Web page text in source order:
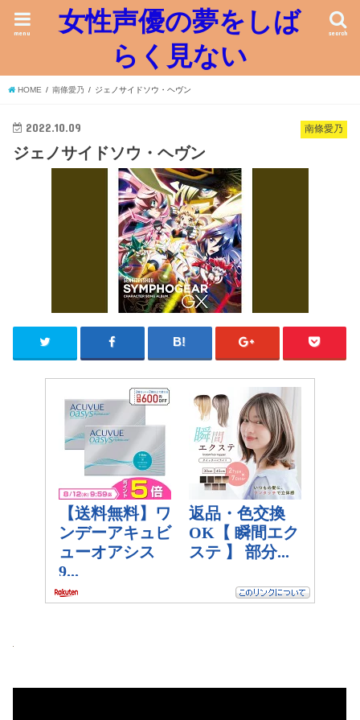
女性声優の夢をしば
らく見ない
search
menu
HOME 南條愛乃 ジェノサイドソウ・ヘヴン
南條愛乃
2022.10.09
ジェノサイドソウ・ヘヴン